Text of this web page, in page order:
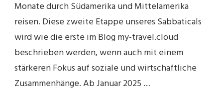
Monate durch Südamerika und Mittelamerika
reisen. Diese zweite Etappe unseres Sabbaticals
wird wie die erste im Blog my-travel.cloud
beschrieben werden, wenn auch mit einem
stärkeren Fokus auf soziale und wirtschaftliche
Zusammenhänge. Ab Januar 2025 …